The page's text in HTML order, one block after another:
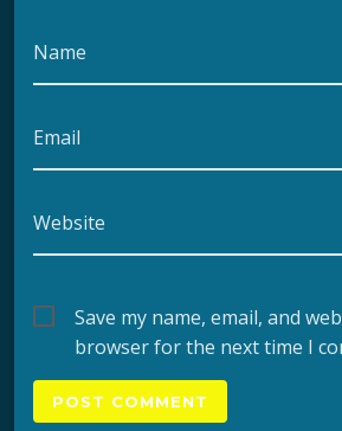
Name
Email
Website
Save my name, email, and
browser for the next time I